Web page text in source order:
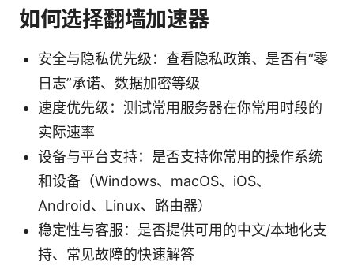
如何选择翻墙加速器
安全与隐私优先级：查看隐私政策、是否有“零
日志”承诺、数据加密等级
速度优先级：测试常用服务器在你常用时段的
实际速率
设备与平台支持：是否支持你常用的操作系统
和设备（Windows、macOS、iOS、
Android、Linux、路由器）
稳定性与客服：是否提供可用的中文/本地化支
持、常见故障的快速解答